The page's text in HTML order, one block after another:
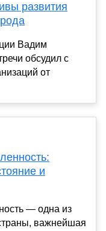
развития
Вадим
обсудил с
от
и
— одна из
важнейшая